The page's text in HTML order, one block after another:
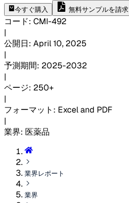
今すぐ購入 無料サンプルを請求
コード: CMI-492
|
公開日: April 10, 2025
|
予測期間: 2025-2032
|
ページ: 250+
|
フォーマット : Excel and PDF
|
業界: 医薬品
業界レポート
業界